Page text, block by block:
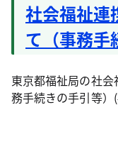
社会福祉連
て（事務手
東京都福祉局の社
務手続きの手引等）